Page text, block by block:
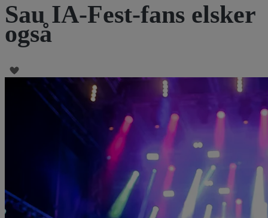
Sau IA-Fest-fans elsker
også